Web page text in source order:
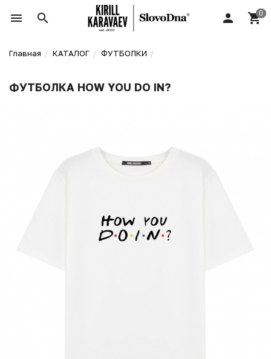
Главная КАТАЛОГ ФУТБОЛКИ
ФУТБОЛКА HOW YOU DO IN?